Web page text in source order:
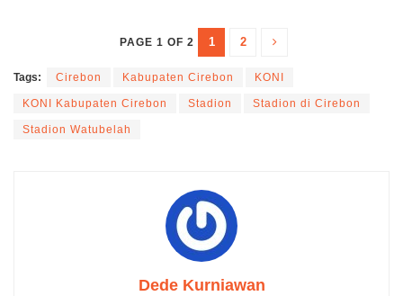
PAGE 1 OF 2 1 2
Tags: Cirebon Kabupaten Cirebon KONI
KONI Kabupaten Cirebon Stadion Stadion di Cirebon
Stadion Watubelah
Dede Kurniawan